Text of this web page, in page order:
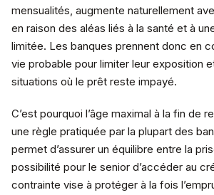
mensualités, augmente naturellement
en raison des aléas liés à la santé et à
limitée. Les banques prennent donc en
vie probable pour limiter leur exposition
situations où le prêt reste impayé.
C’est pourquoi l’âge maximal à la fin de
une règle pratiquée par la plupart des
permet d’assurer un équilibre entre la
possibilité pour le senior d’accéder au
contrainte vise à protéger à la fois